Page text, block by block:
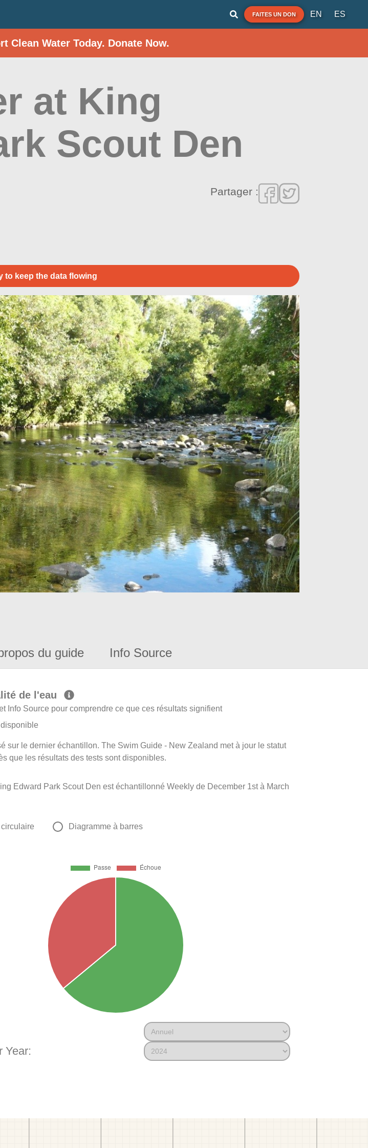
FAITES UN DON EN ES
Clean Water Today. Donate Now.
at King
Scout Den
Partager :
to keep the data flowing
du guide Info Source
de l'eau
Info Source pour comprendre ce que ces résultats signifient
sur le dernier échantillon. The Swim Guide - New Zealand met à jour le statut
que les résultats des tests sont disponibles.
Edward Park Scout Den est échantillonné Weekly de December 1st à March
Diagramme à barres
Year: